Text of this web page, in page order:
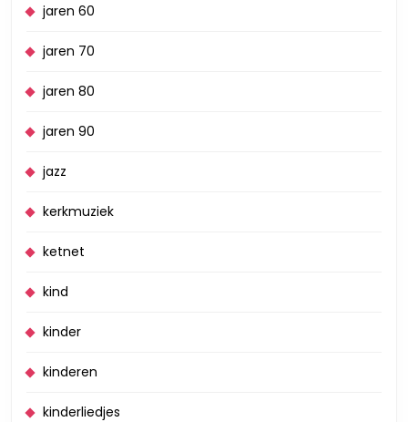
jaren 60
jaren 70
jaren 80
jaren 90
jazz
kerkmuziek
ketnet
kind
kinder
kinderen
kinderliedjes